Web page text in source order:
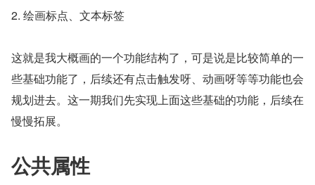
2. 绘画标点、文本标签
这就是我大概画的一个功能结构了，可是说是比较简单的一
些基础功能了，后续还有点击触发呀、动画呀等等功能也会
规划进去。这一期我们先实现上面这些基础的功能，后续在
慢慢拓展。
公共属性